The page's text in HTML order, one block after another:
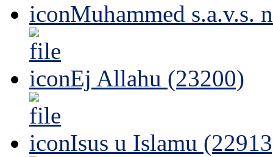
Muhammed s.a.v.s.
Ej Allahu (23200)
Isus u Islamu